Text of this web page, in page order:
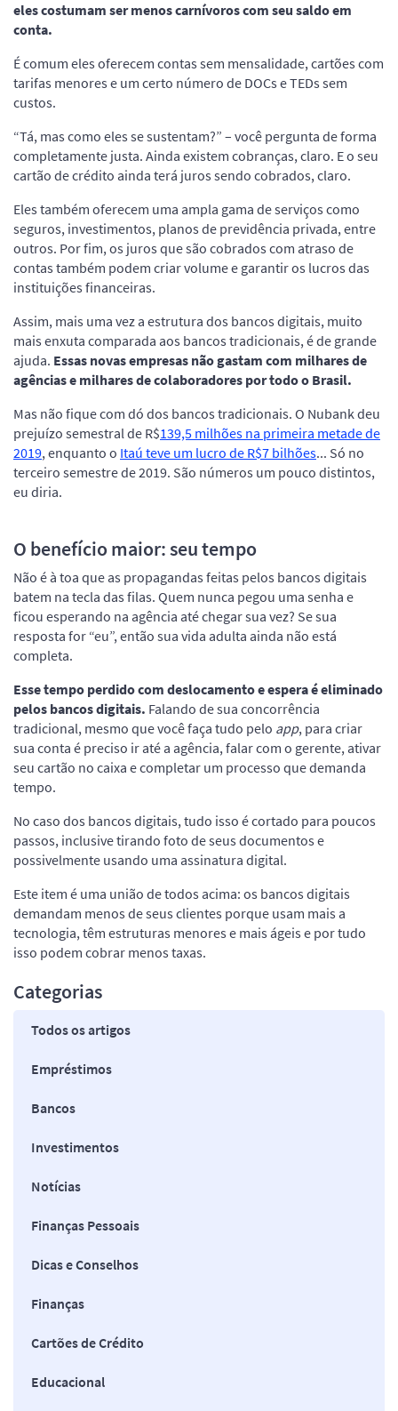
eles costumam ser menos carnívoros com seu saldo em
conta.
É comum eles oferecem contas sem mensalidade, cartões com
tarifas menores e um certo número de DOCs e TEDs sem
custos.
“Tá, mas como eles se sustentam?” – você pergunta de forma
completamente justa. Ainda existem cobranças, claro. E o seu
cartão de crédito ainda terá juros sendo cobrados, claro.
Eles também oferecem uma ampla gama de serviços como
seguros, investimentos, planos de previdência privada, entre
outros. Por fim, os juros que são cobrados com atraso de
contas também podem criar volume e garantir os lucros das
instituições financeiras.
Assim, mais uma vez a estrutura dos bancos digitais, muito
mais enxuta comparada aos bancos tradicionais, é de grande
ajuda. Essas novas empresas não gastam com milhares de
agências e milhares de colaboradores por todo o Brasil.
Mas não fique com dó dos bancos tradicionais. O Nubank deu
prejuízo semestral de R$139,5 milhões na primeira metade de
2019, enquanto o Itaú teve um lucro de R$7 bilhões... Só no
terceiro semestre de 2019. São números um pouco distintos,
eu diria.
O benefício maior: seu tempo
Não é à toa que as propagandas feitas pelos bancos digitais
batem na tecla das filas. Quem nunca pegou uma senha e
ficou esperando na agência até chegar sua vez? Se sua
resposta for “eu”, então sua vida adulta ainda não está
completa.
Esse tempo perdido com deslocamento e espera é eliminado
pelos bancos digitais. Falando de sua concorrência
tradicional, mesmo que você faça tudo pelo app, para criar
sua conta é preciso ir até a agência, falar com o gerente, ativar
seu cartão no caixa e completar um processo que demanda
tempo.
No caso dos bancos digitais, tudo isso é cortado para poucos
passos, inclusive tirando foto de seus documentos e
possivelmente usando uma assinatura digital.
Este item é uma união de todos acima: os bancos digitais
demandam menos de seus clientes porque usam mais a
tecnologia, têm estruturas menores e mais ágeis e por tudo
isso podem cobrar menos taxas.
Categorias
Todos os artigos
Empréstimos
Bancos
Investimentos
Notícias
Finanças Pessoais
Dicas e Conselhos
Finanças
Cartões de Crédito
Educacional